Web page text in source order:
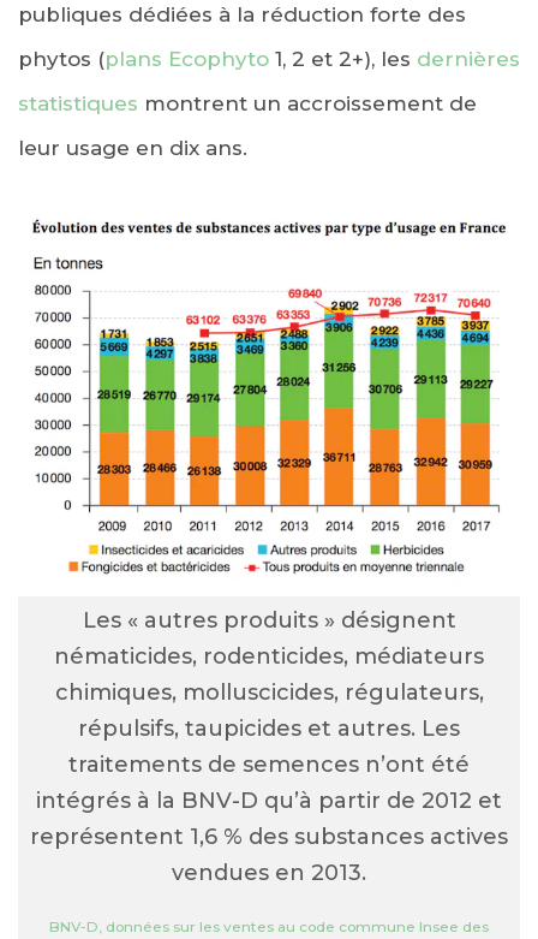
publiques dédiées à la réduction forte des
phytos (plans Ecophyto 1, 2 et 2+), les dernières
statistiques montrent un accroissement de
leur usage en dix ans.
Les « autres produits » désignent
nématicides, rodenticides, médiateurs
chimiques, molluscicides, régulateurs,
répulsifs, taupicides et autres. Les
traitements de semences n’ont été
intégrés à la BNV-D qu’à partir de 2012 et
représentent 1,6 % des substances actives
vendues en 2013.
BNV-D, données sur les ventes au code commune Insee des